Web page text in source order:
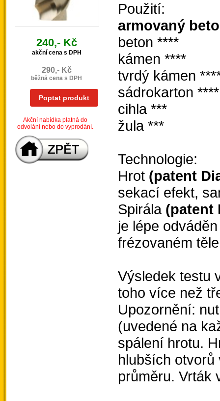
240,- Kč
akční cena s DPH
290,- Kč
běžná cena s DPH
Poptat produkt
Akční nabídka platná do
odvolání nebo do vyprodání.
Použití:
armovaný
beton ****
kámen ****
tvrdý kámen
sádrokarton ****
cihla ***
žula ***
Technologie:
Hrot (patent
sekací efekt,
Spirála (patent
je lépe
frézovaném
Výsledek testu
toho více než
Upozornění:
(uvedené na
spálení hrotu.
hlubších
průměru. Vrták